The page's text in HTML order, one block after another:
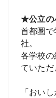
★公立の
首都圏
社。
各学校
ていただ
「おい